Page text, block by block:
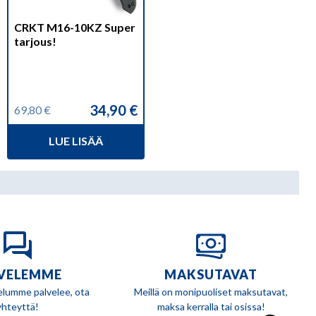
CRKT M16-10KZ Super
tarjous!
69,80€
Alkuperäinen
69,80 €.
34,90 €
Nykyinen
34,90 €.
LUE LISÄÄ
palvelee, ota
MAKSUTAVAT
Meillä on monipuoliset maksutavat,
maksa kerralla tai osissa!